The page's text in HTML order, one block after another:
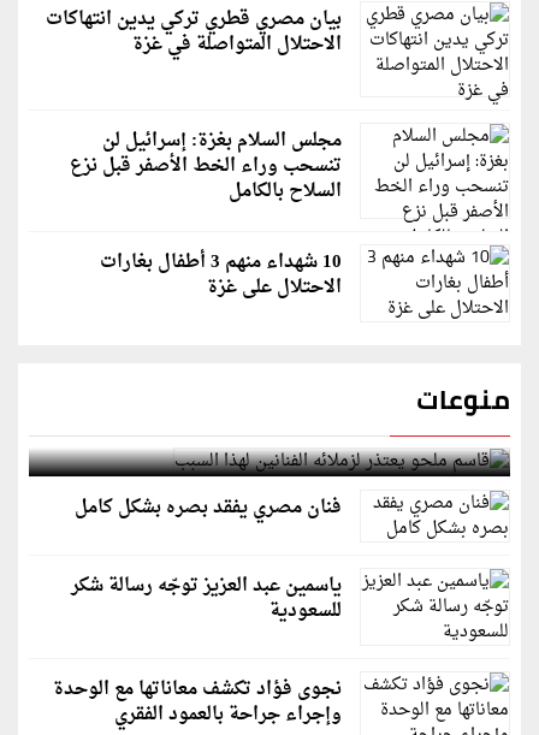
بيان مصري قطري تركي يدين انتهاكات
الاحتلال المتواصلة في غزة
مجلس السلام بغزة: إسرائيل لن
تنسحب وراء الخط الأصفر قبل نزع
السلاح بالكامل
10 شهداء منهم 3 أطفال بغارات
الاحتلال على غزة
منوعات
قاسم ملحو يعتذر لزملائه الفنانين لهذا السبب
فنان مصري يفقد بصره بشكل كامل
ياسمين عبد العزيز توجّه رسالة شكر
للسعودية
نجوى فؤاد تكشف معاناتها مع الوحدة
وإجراء جراحة بالعمود الفقري